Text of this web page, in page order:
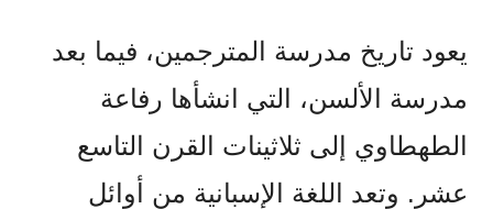
يعود تاريخ مدرسة المترجمين، فيما بعد
مدرسة الألسن، التي انشأها رفاعة
الطهطاوي إلى ثلاثينات القرن التاسع
عشر. وتعد اللغة الإسبانية من أوائل